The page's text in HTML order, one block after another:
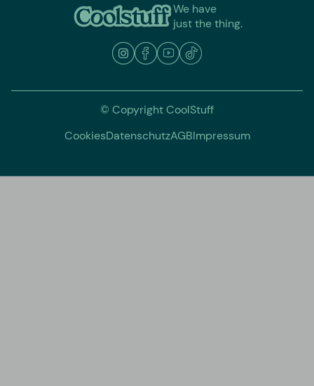
We have
just the thing.
© Copyright CoolStuff
CookiesDatenschutzAGBImpressum